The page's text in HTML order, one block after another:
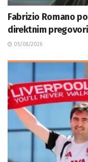
Fabrizio Romano
direktnim
05/08/2026